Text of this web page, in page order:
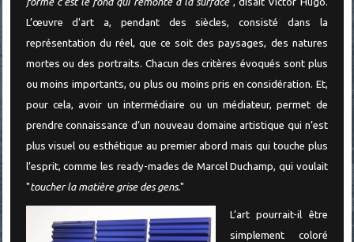
L’œuvre d'art a, pendant des siècles, consisté dans la
représentation du réel, que ce soit des paysages, des natures
mortes ou des portraits. Chacun des critères évoqués sont plus
ou moins importants, ou plus ou moins pris en considération. Et,
pour cela, avoir un intermédiaire ou un médiateur, permet de
prendre connaissance d’un nouveau domaine artistique qui n’est
plus visuel ou esthétique au premier abord mais qui touche plus
l’esprit, comme les ready-mades de Marcel Duchamp, qui voulait
"toucher la matière grise des gens."
L’art pourrait-il être
simplement coloré